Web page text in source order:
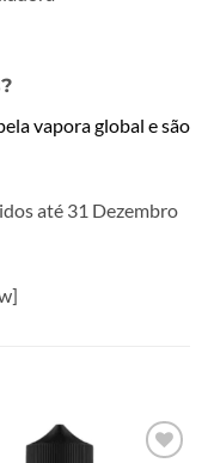
vapora global e são
até 31 Dezembro